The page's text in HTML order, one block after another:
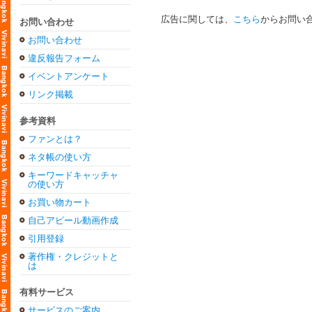
お問い合わせ
お問い合わせ
違反報告フォーム
イベントアンケート
リンク掲載
参考資料
ファンとは？
ネタ帳の使い方
キーワードキャッチャ
の使い方
お買い物カート
自己アピール動画作成
引用登録
著作権・クレジットと
は
有料サービス
広告に関しては、 こちらからお問い